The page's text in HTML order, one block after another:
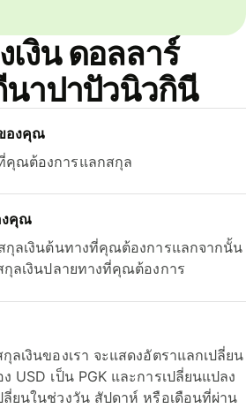
งิน ดอลลาร์
นาปาปัวนิวกินี
องคุณ
คุณต้องการแลกสกุล
งคุณ
กุลเงินต้นทางที่คุณต้องการแลกจากนั้น
กุลเงินปลายทางที่คุณต้องการ
ลเงินของเรา จะแสดงอัตราแลกเปลี่ยน
USD เป็น PGK และการเปลี่ยนแปลง
ลี่ยนในช่วงวัน สัปดาห์ หรือเดือนที่ผ่าน